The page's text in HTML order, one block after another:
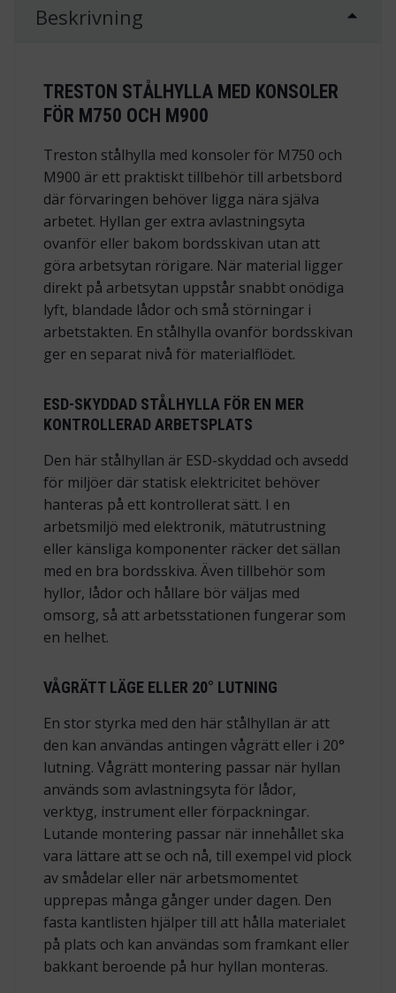
Beskrivning
TRESTON STÅLHYLLA MED KONSOLER
FÖR M750 OCH M900
Treston stålhylla med konsoler för M750 och
M900 är ett praktiskt tillbehör till arbetsbord
där förvaringen behöver ligga nära själva
arbetet. Hyllan ger extra avlastningsyta
ovanför eller bakom bordsskivan utan att
göra arbetsytan rörigare. När material ligger
direkt på arbetsytan uppstår snabbt onödiga
lyft, blandade lådor och små störningar i
arbetstakten. En stålhylla ovanför bordsskivan
ger en separat nivå för materialflödet.
ESD-SKYDDAD STÅLHYLLA FÖR EN MER
KONTROLLERAD ARBETSPLATS
Den här stålhyllan är ESD-skyddad och avsedd
för miljöer där statisk elektricitet behöver
hanteras på ett kontrollerat sätt. I en
arbetsmiljö med elektronik, mätutrustning
eller känsliga komponenter räcker det sällan
med en bra bordsskiva. Även tillbehör som
hyllor, lådor och hållare bör väljas med
omsorg, så att arbetsstationen fungerar som
en helhet.
VÅGRÄTT LÄGE ELLER 20° LUTNING
En stor styrka med den här stålhyllan är att
den kan användas antingen vågrätt eller i 20°
lutning. Vågrätt montering passar när hyllan
används som avlastningsyta för lådor,
verktyg, instrument eller förpackningar.
Lutande montering passar när innehållet ska
vara lättare att se och nå, till exempel vid plock
av smådelar eller när arbetsmomentet
upprepas många gånger under dagen. Den
fasta kantlisten hjälper till att hålla materialet
på plats och kan användas som framkant eller
bakkant beroende på hur hyllan monteras.